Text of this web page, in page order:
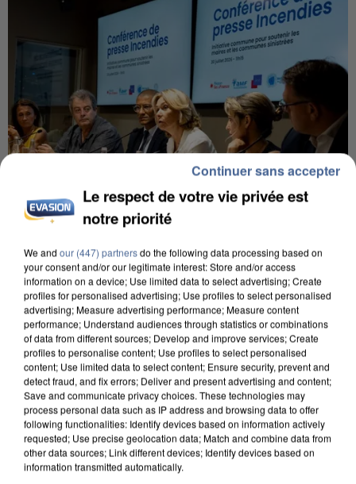
INCENDIES : L’ÎLE-DE-FRANCE LANCE UN ÉLAN
DE SOLIDARITÉ AVEC LES...
Le respect de votre vie privée est
notre priorité
We and our (447) partnersdo the following data processing based on
your consent and/or our legitimate interest: Store and/or access
information on a device; Use limited data to select advertising; Create
profiles for personalised advertising; Use profiles to select personalised
advertising; Measure advertising performance; Measure content
performance; Understand audiences through statistics or combinations
of data from different sources; Develop and improve services; Create
profiles to personalise content; Use profiles to select personalised
content; Use limited data to select content; Ensure security, prevent and
detect fraud, and fix errors; Deliver and present advertising and content;
Save and communicate privacy choices. These technologies may
process personal data such as IP address and browsing data to offer
following functionalities: Identify devices based on information actively
requested; Use precise geolocation data; Match and combine data from
other data sources; Link different devices; Identify devices based on
information transmitted automatically.
Continuer sans accepter